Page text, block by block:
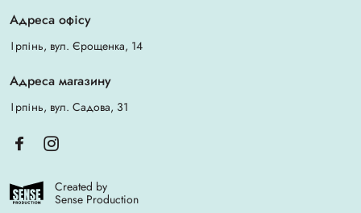
Адреса офісу
Ірпінь, вул. Єрощенка, 14
Адреса магазину
Ірпінь, вул. Садова, 31
Created by
Sense Production